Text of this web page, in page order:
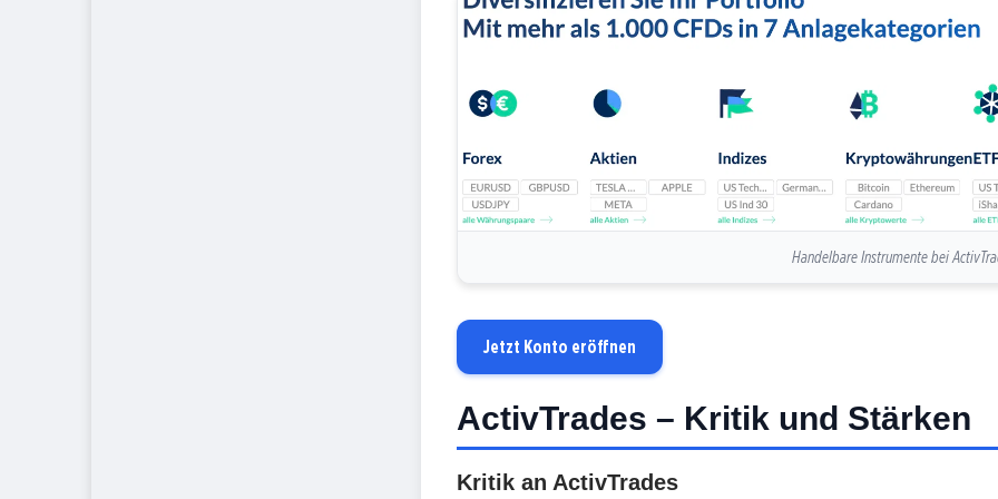
Handelbare Instrumente bei
Jetzt Konto eröffnen
ActivTrades – Kritik und Stärken
Kritik an ActivTrades